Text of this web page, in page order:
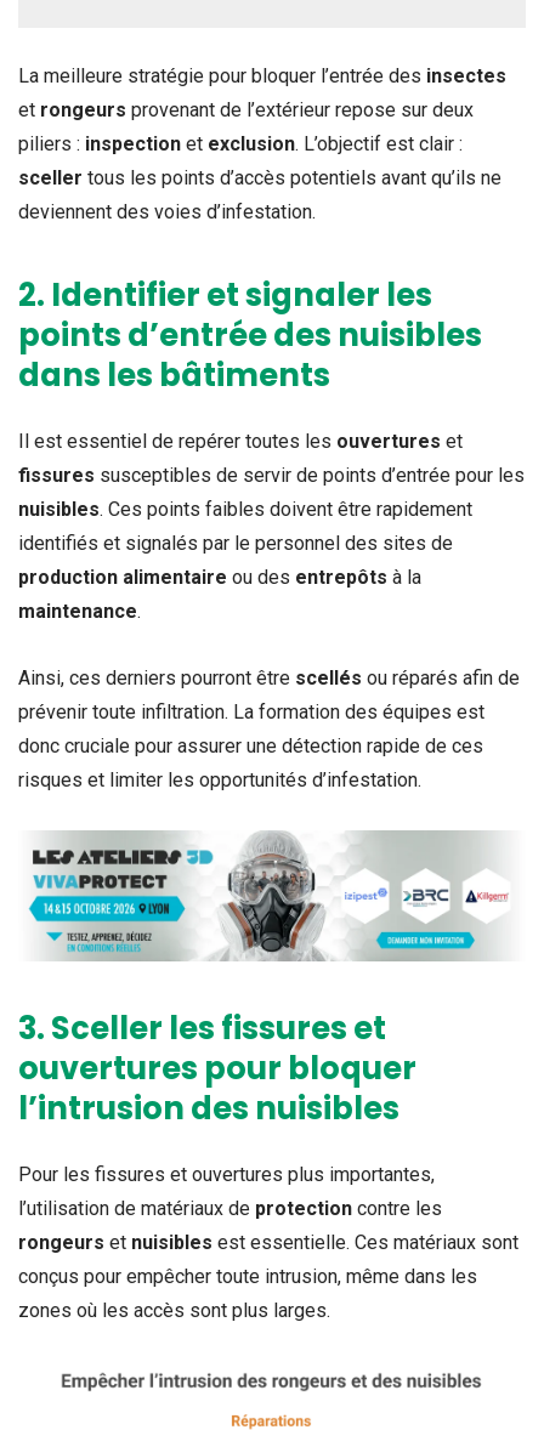
La meilleure stratégie pour bloquer l’entrée des insectes
et rongeurs provenant de l’extérieur repose sur deux
piliers : inspection et exclusion. L’objectif est clair :
sceller tous les points d’accès potentiels avant qu’ils ne
deviennent des voies d’infestation.
2. Identifier et signaler les
points d’entrée des nuisibles
dans les bâtiments
Il est essentiel de repérer toutes les ouvertures et
fissures susceptibles de servir de points d’entrée pour les
nuisibles. Ces points faibles doivent être rapidement
identifiés et signalés par le personnel des sites de
production alimentaire ou des entrepôts à la
maintenance.
Ainsi, ces derniers pourront être scellés ou réparés afin de
prévenir toute infiltration. La formation des équipes est
donc cruciale pour assurer une détection rapide de ces
risques et limiter les opportunités d’infestation.
3.Sceller les fissures et
ouvertures pour bloquer
l’intrusion des nuisibles
Pour les fissures et ouvertures plus importantes,
l’utilisation de matériaux de protection contre les
rongeurs et nuisibles est essentielle. Ces matériaux sont
conçus pour empêcher toute intrusion, même dans les
zones où les accès sont plus larges.